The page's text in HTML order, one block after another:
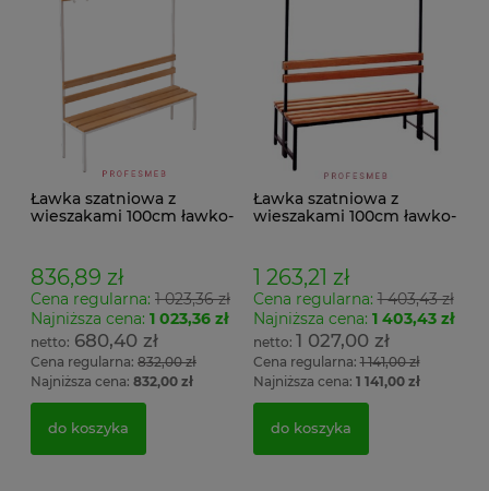
Ławka szatniowa z
wieszakami 100cm ławko-
836,89 zł
Cena regularna: 1 023,36 zł
Najniższa cena: 1 023,36 zł
680,40 zł
Cena regularna: 832,00 zł
Najniższa cena: 832,00 zł
do koszyka
Ławka szatniowa z
wieszakami 100cm ławko-
1 263,21 zł
Cena regularna:1 403,43 zł
Najniższa cena: 1 403,43 zł
1 027,00 zł
Cena regularna:1 141,00 zł
Najniższa cena: 1 141,00 zł
do koszyka